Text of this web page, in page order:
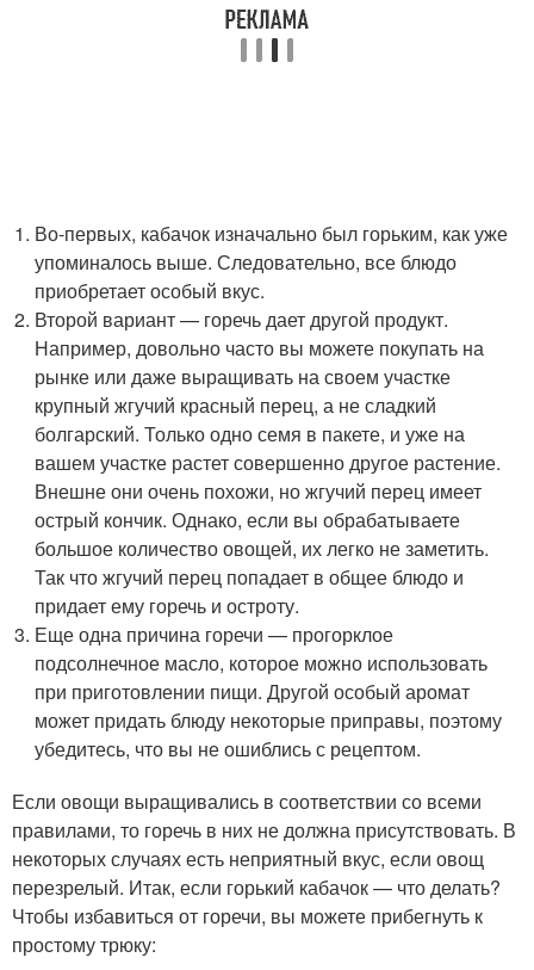
Во-первых, кабачок изначально был горьким, как уже
упоминалось выше. Следовательно, все блюдо
приобретает особый вкус.
Второй вариант — горечь дает другой продукт.
Например, довольно часто вы можете покупать на
рынке или даже выращивать на своем участке
крупный жгучий красный перец, а не сладкий
болгарский. Только одно семя в пакете, и уже на
вашем участке растет совершенно другое растение.
Внешне они очень похожи, но жгучий перец имеет
острый кончик. Однако, если вы обрабатываете
большое количество овощей, их легко не заметить.
Так что жгучий перец попадает в общее блюдо и
придает ему горечь и остроту.
Еще одна причина горечи — прогорклое
подсолнечное масло, которое можно использовать
при приготовлении пищи. Другой особый аромат
может придать блюду некоторые приправы, поэтому
убедитесь, что вы не ошиблись с рецептом.
Если овощи выращивались в соответствии со всеми
правилами, то горечь в них не должна присутствовать. В
некоторых случаях есть неприятный вкус, если овощ
перезрелый. Итак, если горький кабачок — что делать?
Чтобы избавиться от горечи, вы можете прибегнуть к
простому трюку: